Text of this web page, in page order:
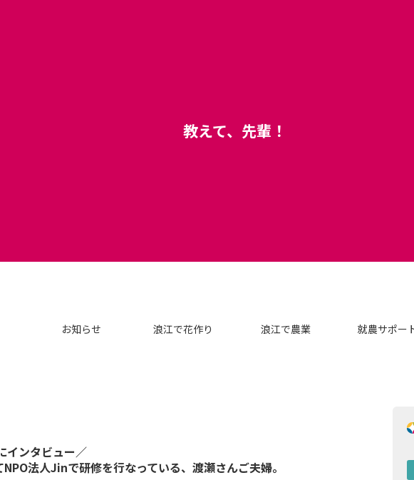
教えて、先輩！
お知らせ 浪江で花作り 浪江で農業 就農サポー
インタビュー／
法人Jinで研修を行なっている、渡瀬さんご夫婦。